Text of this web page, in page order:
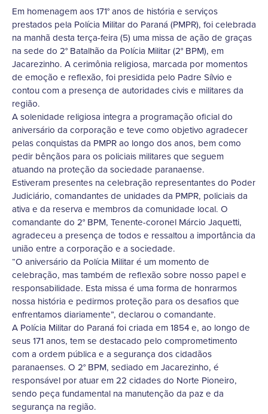
Em homenagem aos 171° anos de história e serviços
prestados pela Polícia Militar do Paraná (PMPR), foi celebrada
na manhã desta terça-feira (5) uma missa de ação de graças
na sede do 2° Batalhão da Polícia Militar (2° BPM), em
Jacarezinho. A cerimônia religiosa, marcada por momentos
de emoção e reflexão, foi presidida pelo Padre Sílvio e
contou com a presença de autoridades civis e militares da
região.
A solenidade religiosa integra a programação oficial do
aniversário da corporação e teve como objetivo agradecer
pelas conquistas da PMPR ao longo dos anos, bem como
pedir bênçãos para os policiais militares que seguem
atuando na proteção da sociedade paranaense.
Estiveram presentes na celebração representantes do Poder
Judiciário, comandantes de unidades da PMPR, policiais da
ativa e da reserva e membros da comunidade local. O
comandante do 2° BPM, Tenente-coronel Márcio Jaquetti,
agradeceu a presença de todos e ressaltou a importância da
união entre a corporação e a sociedade.
“O aniversário da Polícia Militar é um momento de
celebração, mas também de reflexão sobre nosso papel e
responsabilidade. Esta missa é uma forma de honrarmos
nossa história e pedirmos proteção para os desafios que
enfrentamos diariamente”, declarou o comandante.
A Polícia Militar do Paraná foi criada em 1854 e, ao longo de
seus 171 anos, tem se destacado pelo comprometimento
com a ordem pública e a segurança dos cidadãos
paranaenses. O 2° BPM, sediado em Jacarezinho, é
responsável por atuar em 22 cidades do Norte Pioneiro,
sendo peça fundamental na manutenção da paz e da
segurança na região.